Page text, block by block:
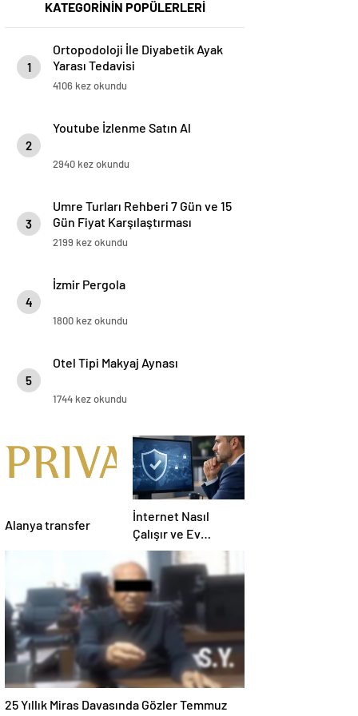
KATEGORİNİN POPÜLERLERİ
1
Ortopodoloji İle Diyabetik Ayak
Yarası Tedavisi
4106 kez okundu
2
Youtube İzlenme Satın Al
2940 kez okundu
3
Umre Turları Rehberi 7 Gün ve 15
Gün Fiyat Karşılaştırması
2199 kez okundu
4
İzmir Pergola
1800 kez okundu
5
Otel Tipi Makyaj Aynası
1744 kez okundu
Alanya transfer
İnternet Nasıl
Çalışır ve Ev
Interneti Seçerken
Nelere Dikkat
Etmelisiniz
25 Yıllık Miras Davasında Gözler Temmuz